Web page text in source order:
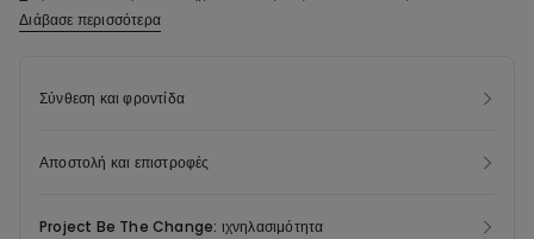
Το ύφασμα αυτού του προϊόντος περιέχει ένα πιστοποιημένο
ανακυκλωμένο νήμα, το οποίο λαμβάνεται από την επανεπεξεργασία
αυτού του νέου προϊόντος ανακτούμε μετακαταναλωτικά απορρίμματα,
Διάβασε περισσότερα
Σύνθεση και φροντίδα
Αποστολή και επιστροφές
Project Be The Change: ιχνηλασιμότητα